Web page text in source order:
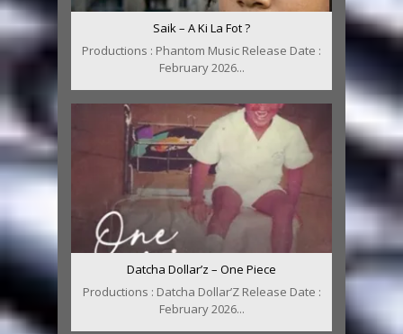
Saik – A Ki La Fot ?
Productions : Phantom Music Release Date :
February 2026...
Datcha Dollar’z – One Piece
Productions : Datcha Dollar’Z Release Date :
February 2026...